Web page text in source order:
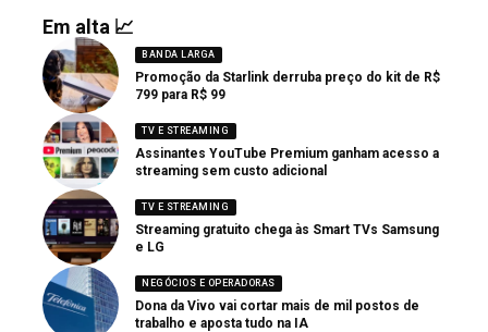
Em alta 📈
BANDA LARGA
Promoção da Starlink derruba preço do kit de R$
799 para R$ 99
TV E STREAMING
Assinantes YouTube Premium ganham acesso a
streaming sem custo adicional
TV E STREAMING
Streaming gratuito chega às Smart TVs Samsung
e LG
NEGÓCIOS E OPERADORAS
Dona da Vivo vai cortar mais de mil postos de
trabalho e aposta tudo na IA